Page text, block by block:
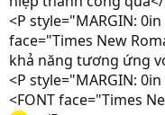
<P style="MARGIN:
face="Times New
khả năng tương ứng
<P style="MARGIN:
<FONT face="Times